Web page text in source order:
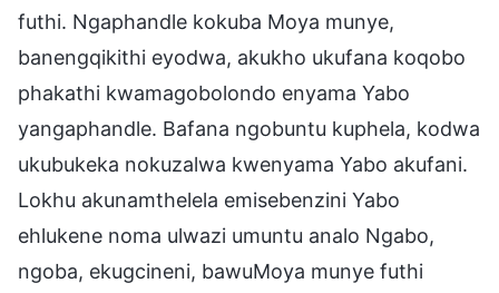
futhi. Ngaphandle kokuba Moya munye,
banengqikithi eyodwa, akukho ukufana koqobo
phakathi kwamagobolondo enyama Yabo
yangaphandle. Bafana ngobuntu kuphela, kodwa
ukubukeka nokuzalwa kwenyama Yabo akufani.
Lokhu akunamthelela emisebenzini Yabo
ehlukene noma ulwazi umuntu analo Ngabo,
ngoba, ekugcineni, bawuMoya munye futhi